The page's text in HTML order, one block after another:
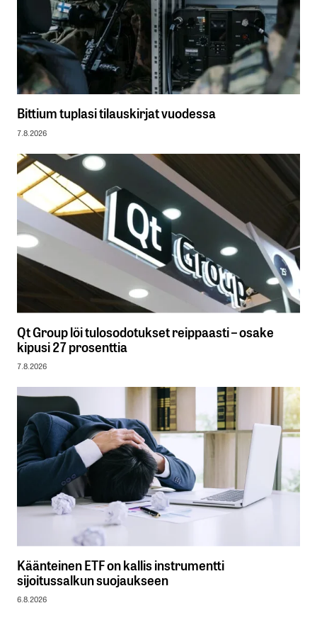
Bittium tuplasi tilauskirjat vuodessa
7.8.2026
Qt Group löi tulosodotukset reippaasti – osake
kipusi 27 prosenttia
7.8.2026
Käänteinen ETF on kallis instrumentti
sijoitussalkun suojaukseen
6.8.2026